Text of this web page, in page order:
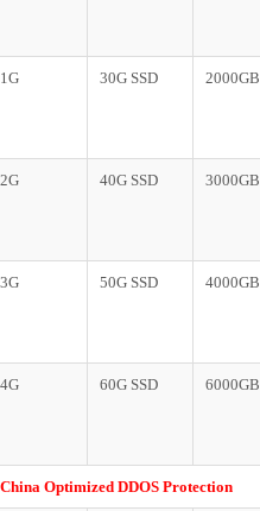
1G 30G SSD 2000GB
2G 40G SSD 3000GB
3G 50G SSD 4000GB
4G 60G SSD 6000GB
Optimized DDOS Protection